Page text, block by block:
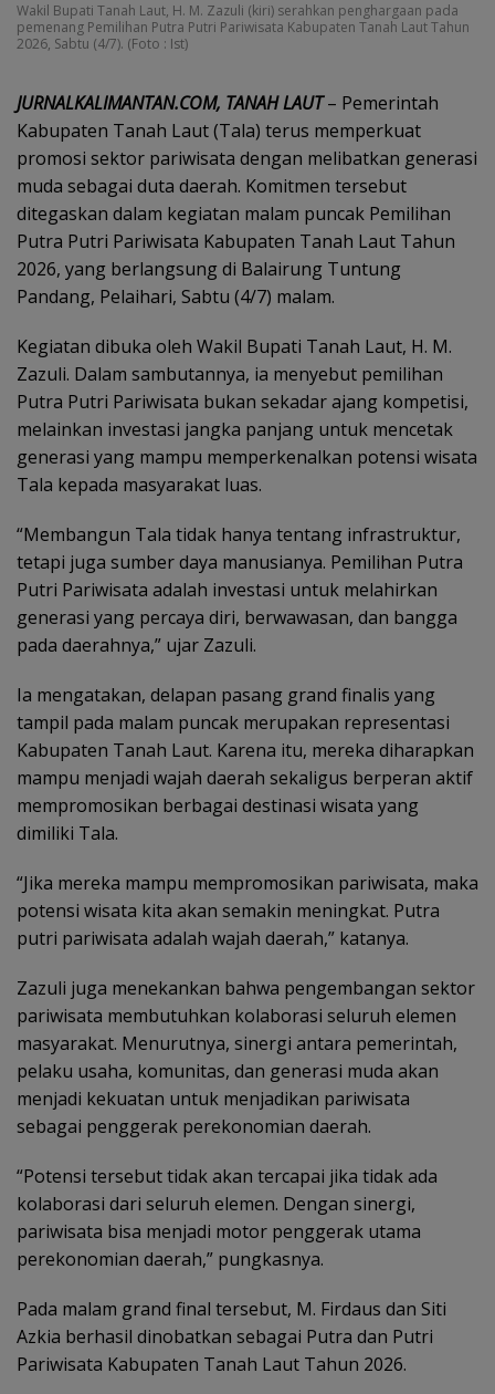
Wakil Bupati Tanah Laut, H. M. Zazuli (kiri) serahkan penghargaan pada
pemenang Pemilihan Putra Putri Pariwisata Kabupaten Tanah Laut Tahun
2026, Sabtu (4/7). (Foto : Ist)
JURNALKALIMANTAN.COM, TANAH LAUT– Pemerintah
Kabupaten Tanah Laut (Tala) terus memperkuat
promosi sektor pariwisata dengan melibatkan generasi
muda sebagai duta daerah. Komitmen tersebut
ditegaskan dalam kegiatan malam puncak Pemilihan
Putra Putri Pariwisata Kabupaten Tanah Laut Tahun
2026, yang berlangsung di Balairung Tuntung
Pandang, Pelaihari, Sabtu (4/7) malam.
Kegiatan dibuka oleh Wakil Bupati Tanah Laut, H. M.
Zazuli. Dalam sambutannya, ia menyebut pemilihan
Putra Putri Pariwisata bukan sekadar ajang kompetisi,
melainkan investasi jangka panjang untuk mencetak
generasi yang mampu memperkenalkan potensi wisata
Tala kepada masyarakat luas.
“Membangun Tala tidak hanya tentang infrastruktur,
tetapi juga sumber daya manusianya. Pemilihan Putra
Putri Pariwisata adalah investasi untuk melahirkan
generasi yang percaya diri, berwawasan, dan bangga
pada daerahnya,” ujar Zazuli.
Ia mengatakan, delapan pasang grand finalis yang
tampil pada malam puncak merupakan representasi
Kabupaten Tanah Laut. Karena itu, mereka diharapkan
mampu menjadi wajah daerah sekaligus berperan aktif
mempromosikan berbagai destinasi wisata yang
dimiliki Tala.
“Jika mereka mampu mempromosikan pariwisata, maka
potensi wisata kita akan semakin meningkat. Putra
putri pariwisata adalah wajah daerah,” katanya.
Zazuli juga menekankan bahwa pengembangan sektor
pariwisata membutuhkan kolaborasi seluruh elemen
masyarakat. Menurutnya, sinergi antara pemerintah,
pelaku usaha, komunitas, dan generasi muda akan
menjadi kekuatan untuk menjadikan pariwisata
sebagai penggerak perekonomian daerah.
“Potensi tersebut tidak akan tercapai jika tidak ada
kolaborasi dari seluruh elemen. Dengan sinergi,
pariwisata bisa menjadi motor penggerak utama
perekonomian daerah,” pungkasnya.
Pada malam grand final tersebut, M. Firdaus dan Siti
Azkia berhasil dinobatkan sebagai Putra dan Putri
Pariwisata Kabupaten Tanah Laut Tahun 2026.